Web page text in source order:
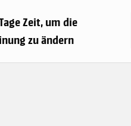
Zeit, um die
zu ändern